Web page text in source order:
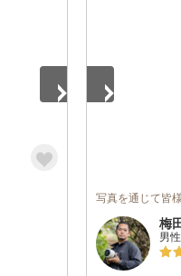
写真を通じて皆
梅
男